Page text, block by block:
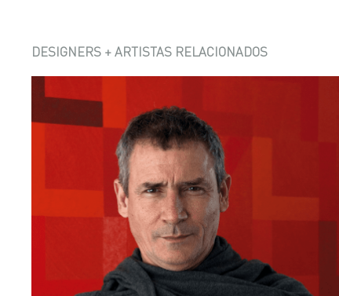
DESIGNERS + ARTISTAS RELACIONADOS